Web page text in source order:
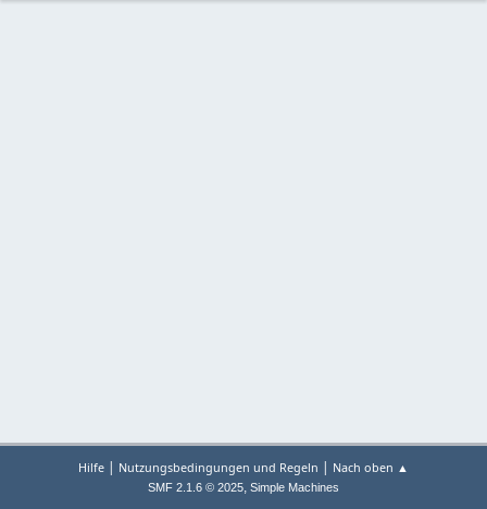
Hilfe | Nutzungsbedingungen und Regeln | Nach oben ▲
SMF 2.1.6 © 2025, Simple Machines